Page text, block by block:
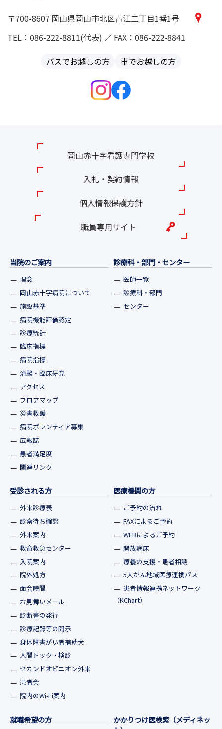
〒700-8607 岡山県岡山市北区青江二丁目1番1号
TEL：086-222-8811(代表) ／ FAX：086-222-8841
バスでお越しの方
車でお越しの方
岡山赤十字看護専門学校
入札・契約情報
個人情報保護方針
職員専用サイト
当院のご案内
理念
岡山赤十字病院について
施設基準
病院機能評価認定
診療統計
臨床指標
病院指標
治験・臨床研究
アクセス
フロアマップ
災害救護
病院ボランティア募集
広報誌
患者満足度
関連リンク
診療科・部門・センター
医師一覧
診療科・部門
センター
受診される方
外来診療表
診察待ち確認
外来案内
救命救急センター
入院案内
院外処方
面会時間
お見舞いメール
診断書の発行
診療記録等の開示
身体障害がい者補助犬
人間ドック・検診
セカンドオピニオン外来
患者会
院内のWi-Fi案内
医療機関の方
ご予約の流れ
FAXによるご予約
WEBによるご予約
開放病床
療養の支援・患者相談
5大がん地域医療連携パス
患者情報連携ネットワーク
（KChart）
就職希望の方
かかりつけ医検索（メディネッ